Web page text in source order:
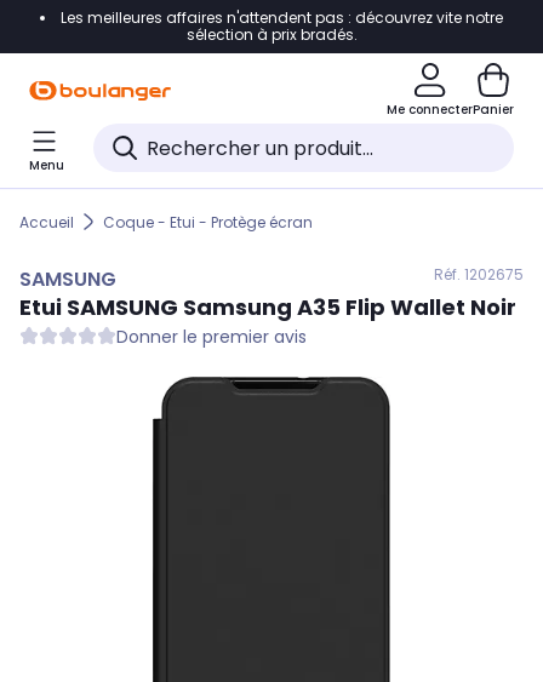
Accéder directement à la navigation
Accéder directement au pied de page
Accéder directement au chatbot
Les meilleures affaires n'attendent pas : découvrez vite notre
sélection à prix bradés.
Me connecterPanier
Menu
Accueil Coque - Etui - Protège écran
SAMSUNG Réf. 1202675
Etui SAMSUNG Samsung A35 Flip Wallet Noir
Donner le premier avis